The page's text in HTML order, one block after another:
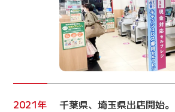
2021年 千葉県、埼玉県出店開始。